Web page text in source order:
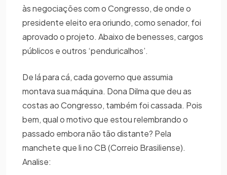
às negociações com o Congresso, de onde o
presidente eleito era oriundo, como senador, foi
aprovado o projeto. Abaixo de benesses, cargos
públicos e outros ‘penduricalhos’.
De lá para cá, cada governo que assumia
montava sua máquina. Dona Dilma que deu as
costas ao Congresso, também foi cassada. Pois
bem, qual o motivo que estou relembrando o
passado embora não tão distante? Pela
manchete que li no CB (Correio Brasiliense).
Analise: